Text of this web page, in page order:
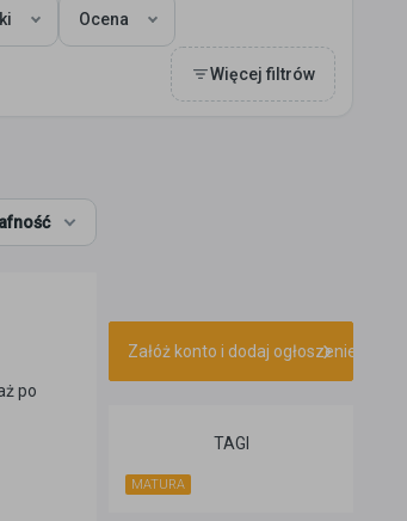
Więcej filtrów
Ocena
po
Załóż konto i dodaj ogłoszenie
TAGI
MATURA